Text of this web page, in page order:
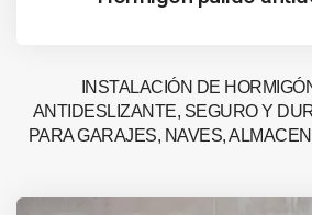
INSTALACIÓN DE
ANTIDESLIZANTE, SEGURO Y
PARA GARAJES, NAVES,